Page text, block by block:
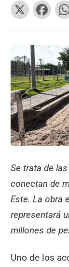
X
F
a
e
b
o
o
k
Se trata de
conectan de
Este. La obra
representará
millones de
Uno de los